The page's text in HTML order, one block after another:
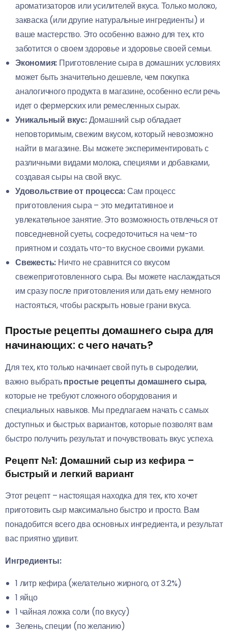
ароматизаторов или усилителей вкуса. Только молоко,
закваска (или другие натуральные ингредиенты) и
ваше мастерство. Это особенно важно для тех, кто
заботится о своем здоровье и здоровье своей семьи.
Экономия: Приготовление сыра в домашних условиях
может быть значительно дешевле, чем покупка
аналогичного продукта в магазине, особенно если речь
идет о фермерских или ремесленных сырах.
Уникальный вкус:Домашний сыр обладает
неповторимым, свежим вкусом, который невозможно
найти в магазине. Вы можете экспериментировать с
различными видами молока, специями и добавками,
создавая сыры на свой вкус.
Удовольствие от процесса:Сам процесс
приготовления сыра – это медитативное и
увлекательное занятие. Это возможность отвлечься от
повседневной суеты, сосредоточиться на чем-то
приятном и создать что-то вкусное своими руками.
Свежесть: Ничто не сравнится со вкусом
свежеприготовленного сыра. Вы можете наслаждаться
им сразу после приготовления или дать ему немного
настояться, чтобы раскрыть новые грани вкуса.
Простые рецепты домашнего сыра для
начинающих: с чего начать?
Для тех, кто только начинает свой путь в сыроделии,
важно выбратьпростые рецепты домашнего сыра,
которые не требуют сложного оборудования и
специальных навыков. Мы предлагаем начать с самых
доступных и быстрых вариантов, которые позволят вам
быстро получить результат и почувствовать вкус успеха.
Рецепт №1: Домашний сыр из кефира –
быстрый и легкий вариант
Этот рецепт – настоящая находка для тех, кто хочет
приготовить сыр максимально быстро и просто. Вам
понадобится всего два основных ингредиента, и результат
вас приятно удивит.
Ингредиенты:
1 литр кефира (желательно жирного, от 3.2%)
1 яйцо
1 чайная ложка соли (по вкусу)
Зелень, специи (по желанию)